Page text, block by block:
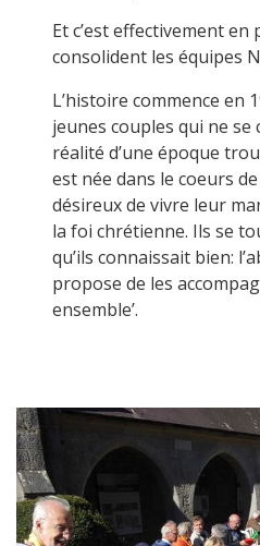
Et c’est effectivement en
consolident les équipes
L’histoire commence en
jeunes couples qui ne
réalité d’une époque
est née dans le coeurs
désireux de vivre leur
la foi chrétienne. Ils se
qu’ils connaissait bien:
propose de les
ensemble’.